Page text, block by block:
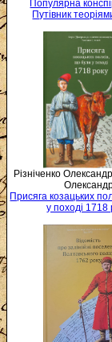
Популярна
Путівник
Різніченко
Присяга козацьких
у поході 1718